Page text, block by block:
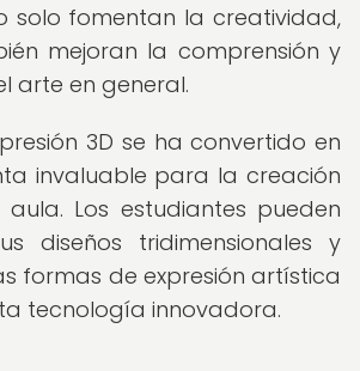
solo fomentan la creatividad,
mejoran la comprensión y
arte en general.
3D se ha convertido en
invaluable para la creación
Los estudiantes pueden
diseños tridimensionales y
formas de expresión artística
tecnología innovadora.